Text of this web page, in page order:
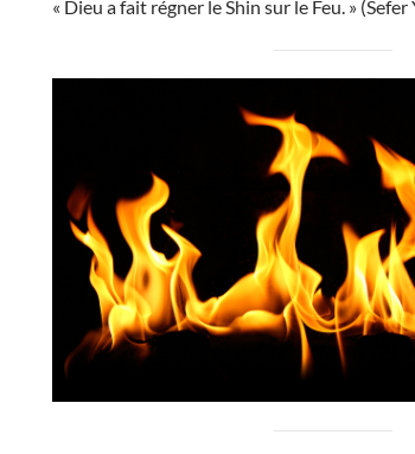
« Dieu a fait régner le Shin sur le Feu. » (Sefer